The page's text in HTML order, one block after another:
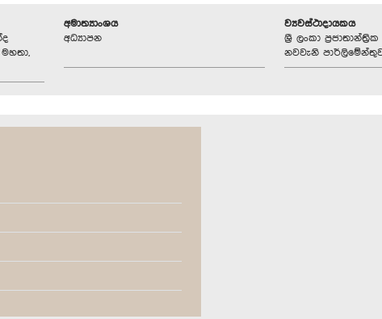
අමාත්‍යාංශය
අධ්‍යාපන
ව්‍යවස්ථාදායකය
ශ්‍රී ලංකා
නවවැනි